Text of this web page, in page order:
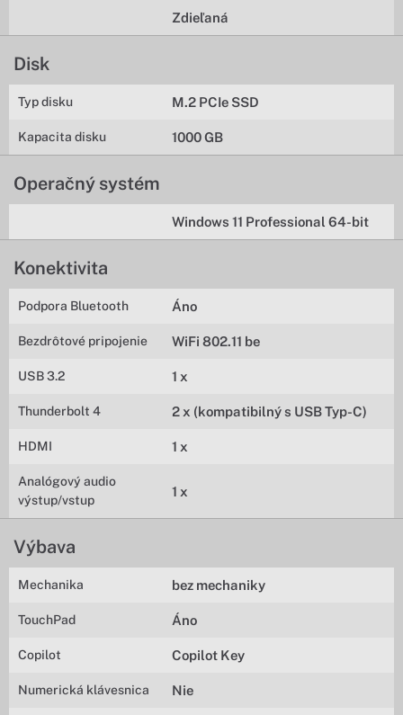
Zdieľaná
Disk
Typ disku M.2 PCIe SSD
Kapacita disku 1000 GB
Operačný systém
Windows 11 Professional 64-bit
Konektivita
Podpora Bluetooth Áno
Bezdrôtové pripojenie WiFi 802.11 be
USB 3.2 1 x
Thunderbolt 4 2 x (kompatibilný s USB Typ-C)
HDMI 1 x
Analógový audio
výstup/vstup
1 x
Výbava
Mechanika bez mechaniky
TouchPad Áno
Copilot Copilot Key
Numerická klávesnica Nie